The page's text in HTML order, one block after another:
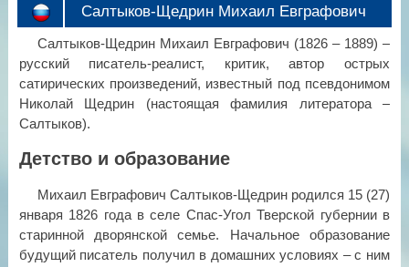
Салтыков-Щедрин Михаил Евграфович
Салтыков-Щедрин Михаил Евграфович (1826 – 1889) –
русский писатель-реалист, критик, автор острых
сатирических произведений, известный под псевдонимом
Николай Щедрин (настоящая фамилия литератора –
Салтыков).
Детство и образование
Михаил Евграфович Салтыков-Щедрин родился 15 (27)
января 1826 года в селе Спас-Угол Тверской губернии в
старинной дворянской семье. Начальное образование
будущий писатель получил в домашних условиях – с ним